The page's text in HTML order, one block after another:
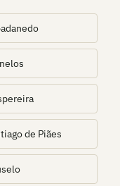
de Piães